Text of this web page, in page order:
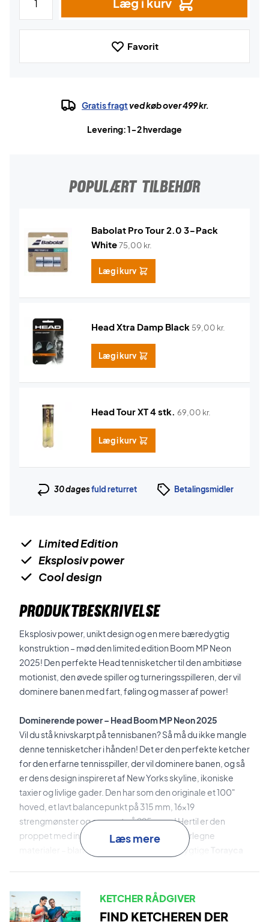
Favorit
Gratis fragtved køb over 499 kr.
Levering: 1-2 hverdage
POPULÆRT TILBEHØR
Babolat Pro Tour 2.0 3-Pack
White75,00 kr.
Læg i kurv
Head Xtra Damp Black 59,00 kr.
Læg i kurv
Head Tour XT 4 stk. 69,00 kr.
Læg i kurv
30 dagesfuld returret Betalingsmidler
Limited Edition
Eksplosiv power
Cool design
PRODUKTBESKRIVELSE
Eksplosiv power, unikt design og en mere bæredygtig
konstruktion – mød den limited edition Boom MP Neon
2025! Den perfekte Head tennisketcher til den ambitiøse
motionist, den øvede spiller og turneringsspilleren, der vil
dominere banen med fart, føling og masser af power!
Dominerende power – Head Boom MP Neon 2025
Vil du stå knivskarpt på tennisbanen? Så må du ikke mangle
denne tennisketcher i hånden! Det er den perfekte ketcher
for den erfarne tennisspiller, der vil dominere banen, og så
er dens design inspireret af New Yorks skyline, ikoniske
taxier og livlige gader. Den har som den originale et 100"
hoved, et lavt balancepunkt på 315 mm, 16x19
strengmønster og en vægt på 295 gram! Hertil er den
proppet med innovative teknologier og overlegne
materialer – blandt andet det mere bæredygtige
Auxetic 2.0er den avancerede teknologi, hvor et reaktivt
materiale integreres i rammen for at give en forbedret,
Læs mere
KETCHER RÅDGIVER
FIND KETCHEREN DER